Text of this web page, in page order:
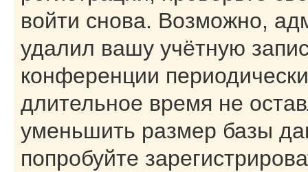
войти снова. Возможно,
удалил вашу учётную
конференции
длительное время не
уменьшить размер базы
попробуйте